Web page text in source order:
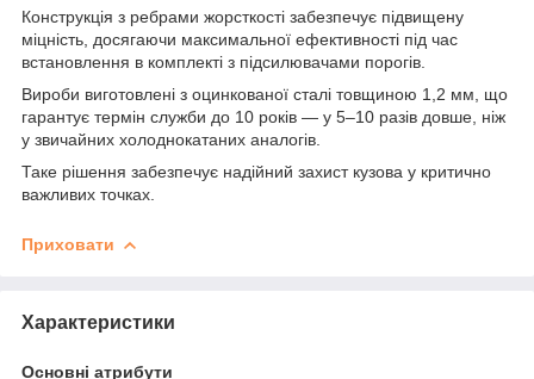
Конструкція з ребрами жорсткості забезпечує підвищену
міцність, досягаючи максимальної ефективності під час
встановлення в комплекті з підсилювачами порогів.
Вироби виготовлені з оцинкованої сталі товщиною 1,2 мм, що
гарантує термін служби до 10 років — у 5–10 разів довше, ніж
у звичайних холоднокатаних аналогів.
Таке рішення забезпечує надійний захист кузова у критично
важливих точках.
Приховати
Характеристики
Основні атрибути